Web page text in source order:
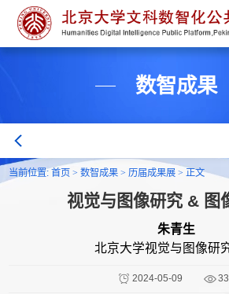
数智成果
当前位置:首页 > 数智成果 > 历届成果展 > 正文
视觉与图像研究 & 图
朱青生
北京大学视觉与图像研
2024-05-09